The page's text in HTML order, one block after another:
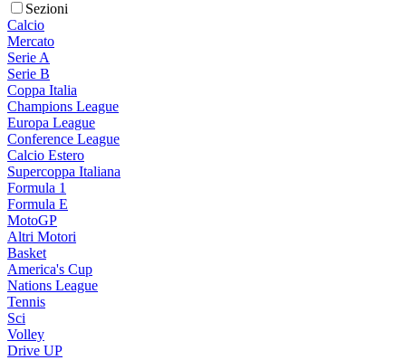
Sezioni
Calcio
Mercato
Serie A
Serie B
Coppa Italia
Champions League
Europa League
Conference League
Calcio Estero
Supercoppa Italiana
Formula 1
Formula E
MotoGP
Altri Motori
Basket
America's Cup
Nations League
Tennis
Sci
Volley
Drive UP